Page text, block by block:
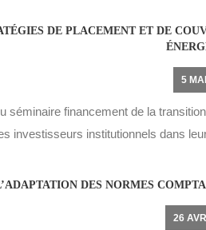
DE PLACEMENT ET DE
5
séminaire financement de la
investisseurs institutionnels dans
DES NORMES
26